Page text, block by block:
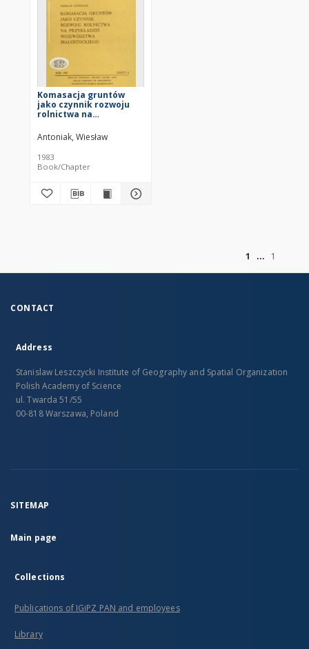
Komasacja gruntów
jako czynnik rozwoju
rolnictwa na
województwa
białostockiego = Land
consolidation as a
factor stimulating the
development of
stydy of Białystok
voivodship
Antoniak, Wiesław
1983
Book/Chapter
1
1
CONTACT
Address
Stanislaw Leszczycki Institute of Geography and Spatial Organization
Polish Academy of Science
ul. Twarda 51/55
00-818 Warszawa, Poland
SITEMAP
Main page
Collections
Publications of IGiPZ PAN and employees
Library